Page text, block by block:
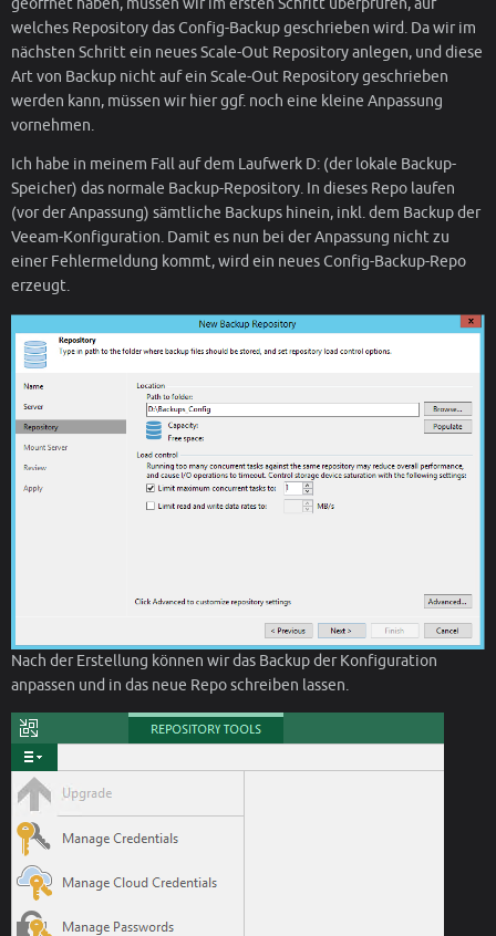
welches Repository das Config-Backup geschrieben wird. Da wir im
nächsten Schritt ein neues Scale-Out Repository anlegen, und diese
Art von Backup nicht auf ein Scale-Out Repository geschrieben
werden kann, müssen wir hier ggf. noch eine kleine Anpassung
vornehmen.
Ich habe in meinem Fall auf dem Laufwerk D: (der lokale Backup-
Speicher) das normale Backup-Repository. In dieses Repo laufen
(vor der Anpassung) sämtliche Backups hinein, inkl. dem Backup der
Veeam-Konfiguration. Damit es nun bei der Anpassung nicht zu
einer Fehlermeldung kommt, wird ein neues Config-Backup-Repo
erzeugt.
Nach der Erstellung können wir das Backup der Konfiguration
anpassen und in das neue Repo schreiben lassen.